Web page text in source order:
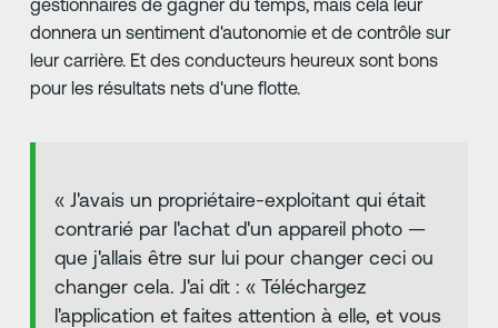
gestionnaires de gagner du temps, mais cela leur
donnera un sentiment d'autonomie et de contrôle sur
leur carrière. Et des conducteurs heureux sont bons
pour les résultats nets d'une flotte.
« J'avais un propriétaire-exploitant qui était
contrarié par l'achat d'un appareil photo —
que j'allais être sur lui pour changer ceci ou
changer cela. J'ai dit : « Téléchargez
l'application et faites attention à elle, et vous